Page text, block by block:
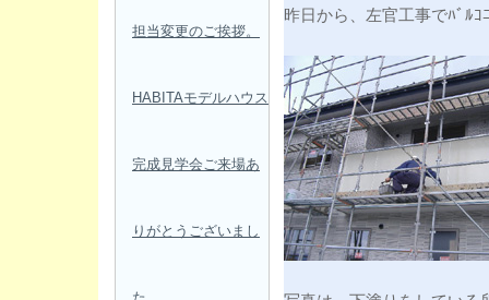
担当変更のご挨拶。
HABITAモデルハウス
完成見学会ご来場あ
りがとうございまし
昨日から、左官工事でﾊﾞﾙ